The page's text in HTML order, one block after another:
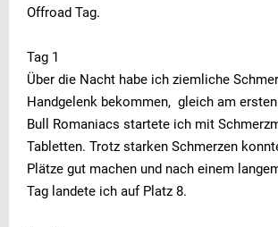
Offroad Tag.
Tag 1
Über die Nacht habe ich ziemliche
Handgelenk bekommen, gleich am ersten
Bull Romaniacs startete ich mit
Tabletten. Trotz starken Schmerzen
Plätze gut machen und nach einem
Tag landete ich auf Platz 8.